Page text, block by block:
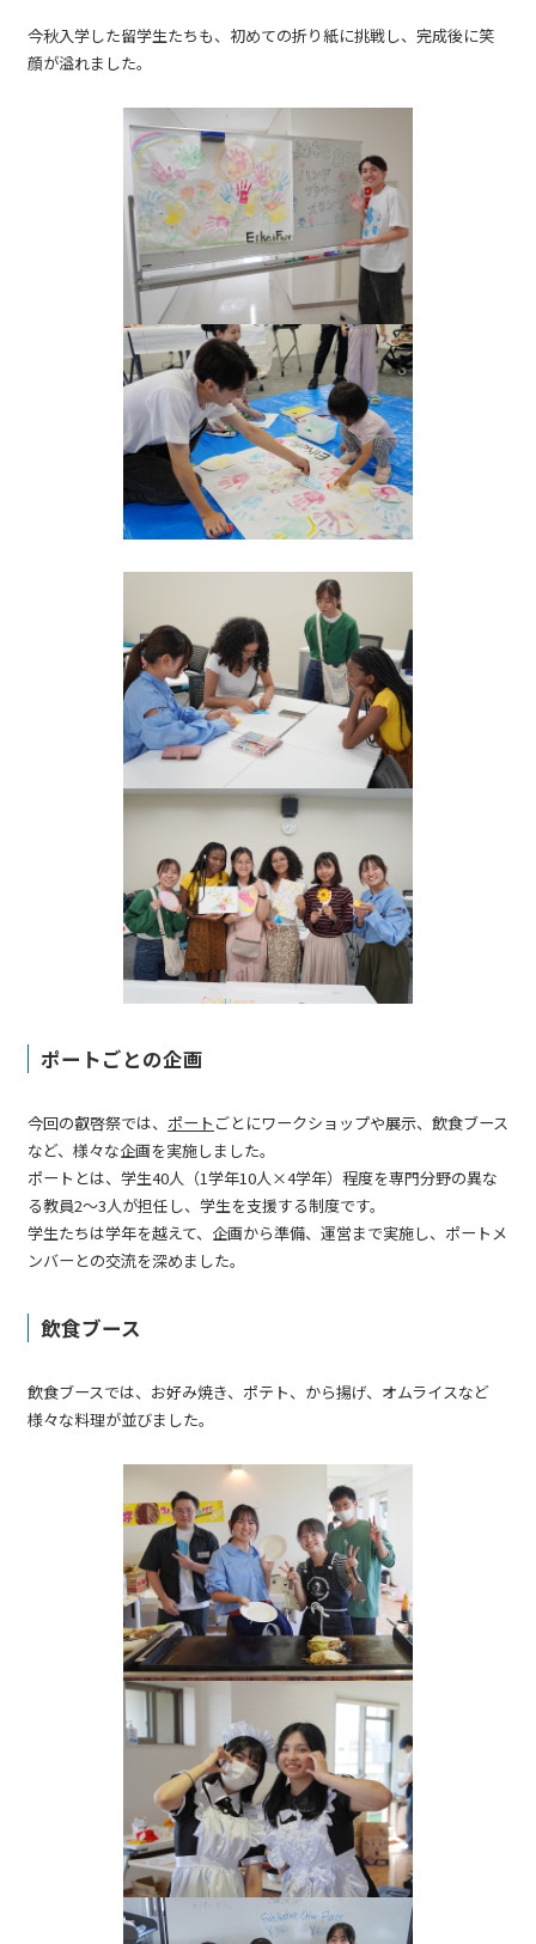
今秋入学した留学生たちも、初めての折り紙に挑戦し、完成後に笑
顔が溢れました。
ポートごとの企画
今回の叡啓祭では、 ポート ごとにワークショップや展示、飲食ブース
など、様々な企画を実施しました。
ポートとは、学生40人（1学年10人×4学年）程度を専門分野の異な
る教員2～3人が担任し、学生を支援する制度です。
学生たちは学年を越えて、企画から準備、運営まで実施し、ポートメ
ンバーとの交流を深めました。
飲食ブース
飲食ブースでは、お好み焼き、ポテト、から揚げ、オムライスなど
様々な料理が並びました。